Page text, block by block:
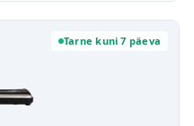
Tarne kuni 7 päeva